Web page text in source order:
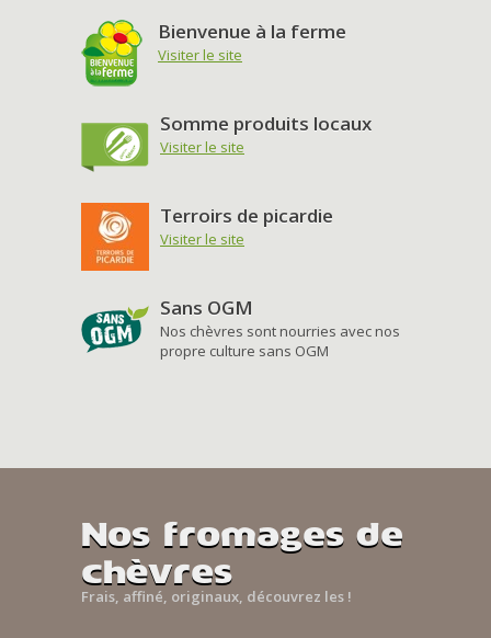
Bienvenue à la ferme
Visiter le site
Somme produits locaux
Visiter le site
Terroirs de picardie
Visiter le site
Sans OGM
Nos chèvres sont nourries avec nos
propre culture sans OGM
Nos fromages de
chèvres
Frais, affiné, originaux, découvrez les !